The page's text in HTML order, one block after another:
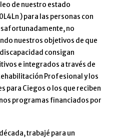
de nuestro estado
) para las personas con
no
nuestros objetivos de que
consigan
e integrados a través de
Profesional y los
para Ciegos o los que reciben
programas financiados por
trabajé para un